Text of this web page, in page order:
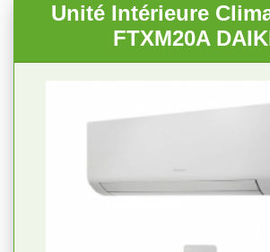
Unité Intérieure
FTXM20A